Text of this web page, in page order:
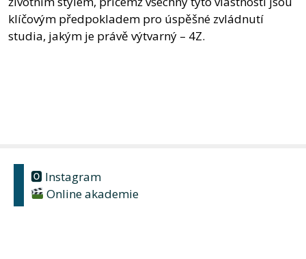
klíčovým předpokladem pro úspěšné zvládnutí
studia, jakým je právě výtvarný – 4Z.
🅾 Instagram
Online akademie